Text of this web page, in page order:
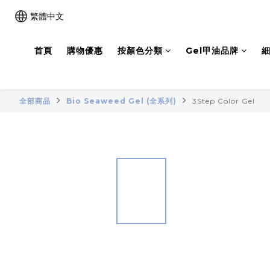
繁體中文
首頁 購物優惠 按顏色分類 Gel甲油品牌
全部商品 Bio Seaweed Gel (全系列) 3Step Color Gel